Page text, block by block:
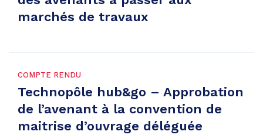
marchés de travaux
COMPTE RENDU
Technopôle hub&go – Approbation
de l’avenant à la convention de
maitrise d’ouvrage déléguée